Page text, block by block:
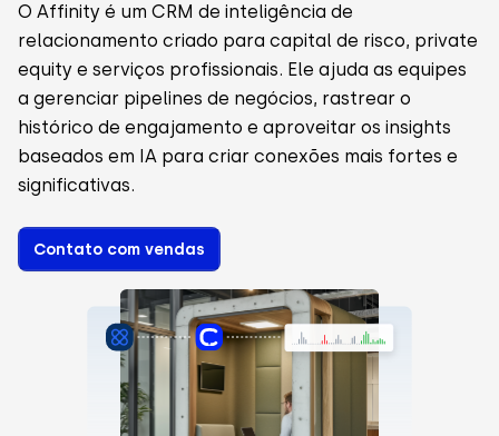
O Affinity é um CRM de inteligência de
relacionamento criado para capital de risco, private
equity e serviços profissionais. Ele ajuda as equipes
a gerenciar pipelines de negócios, rastrear o
histórico de engajamento e aproveitar os insights
baseados em IA para criar conexões mais fortes e
significativas.
Contato com vendas